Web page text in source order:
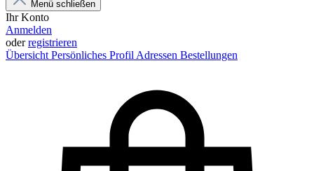
Menü schließen
Ihr Konto
Anmelden
oderregistrieren
Übersicht Persönliches Profil Adressen Bestellungen